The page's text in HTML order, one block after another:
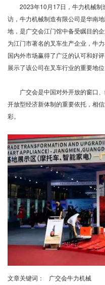
2023年10月17日，牛力机械制
访，牛力机械制造有限公司是华南
地，是广交会江门馆中备受瞩目的
为江门市著名的叉车生产企业，牛
国内外市场赢得了广泛的认可和好
展示了该公司在叉车行业的重要地
广交会是中国对外开放的窗口、
开放型经济新体制的重要依托，相
彩。
文章关键词： 广交会牛力机械